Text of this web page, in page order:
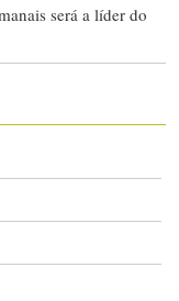
será a líder do